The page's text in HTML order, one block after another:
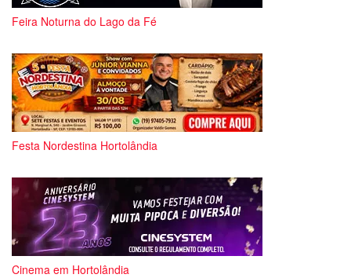
Feira Noturna do Lago da Fé
Festa Nordestina Hortolândia
Cinema em Hortolândia